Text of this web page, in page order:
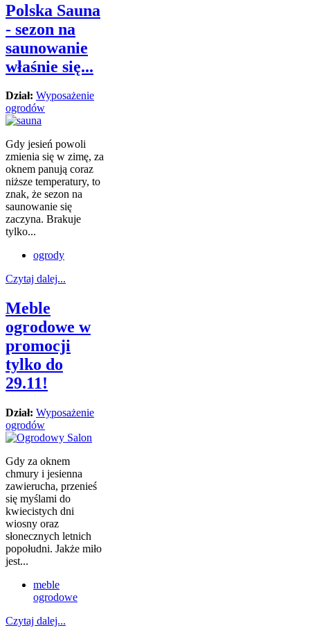
Polska Sauna
- sezon na
saunowanie
właśnie się...
Dział: Wyposażenie
ogrodów
Gdy jesień powoli
zmienia się w zimę, za
oknem panują coraz
niższe temperatury, to
znak, że sezon na
saunowanie się
zaczyna. Brakuje
tylko...
ogrody
Czytaj dalej...
Meble
ogrodowe w
promocji
tylko do
29.11!
Dział: Wyposażenie
ogrodów
Gdy za oknem
chmury i jesienna
zawierucha, przenieś
się myślami do
kwiecistych dni
wiosny oraz
słonecznych letnich
popołudni. Jakże miło
jest...
meble
ogrodowe
Czytaj dalej...